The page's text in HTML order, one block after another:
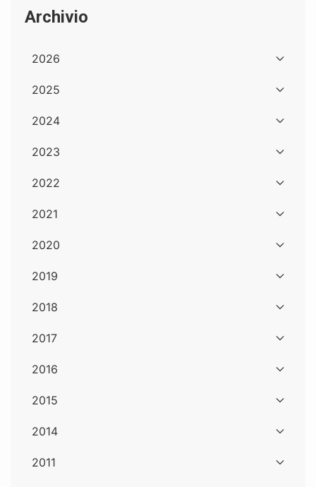
Archivio
2026
2025
2024
2023
2022
2021
2020
2019
2018
2017
2016
2015
2014
2011